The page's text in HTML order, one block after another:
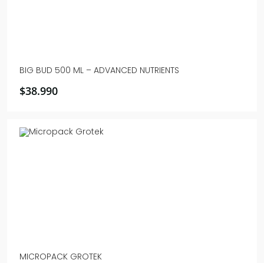
BIG BUD 500 ML – ADVANCED NUTRIENTS
$38.990
MICROPACK GROTEK